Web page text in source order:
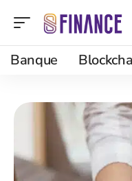
Banque